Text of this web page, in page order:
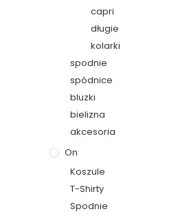
capri
długie
kolarki
spodnie
spódnice
bluzki
bielizna
akcesoria
On
Koszule
T-Shirty
Spodnie